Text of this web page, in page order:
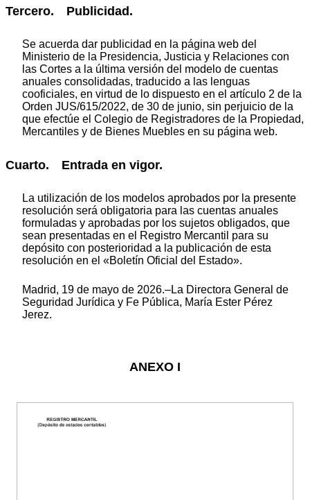
Tercero. Publicidad.
Se acuerda dar publicidad en la página web del
Ministerio de la Presidencia, Justicia y Relaciones con
las Cortes a la última versión del modelo de cuentas
anuales consolidadas, traducido a las lenguas
cooficiales, en virtud de lo dispuesto en el artículo 2 de la
Orden JUS/615/2022, de 30 de junio, sin perjuicio de la
que efectúe el Colegio de Registradores de la Propiedad,
Mercantiles y de Bienes Muebles en su página web.
Cuarto. Entrada en vigor.
La utilización de los modelos aprobados por la presente
resolución será obligatoria para las cuentas anuales
formuladas y aprobadas por los sujetos obligados, que
sean presentadas en el Registro Mercantil para su
depósito con posterioridad a la publicación de esta
resolución en el «Boletín Oficial del Estado».
Madrid, 19 de mayo de 2026.–La Directora General de
Seguridad Jurídica y Fe Pública, María Ester Pérez
Jerez.
ANEXO I